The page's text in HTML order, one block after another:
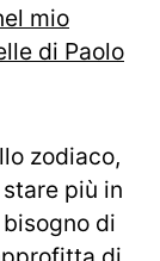
mio
di Paolo
zodiaco,
più in
di